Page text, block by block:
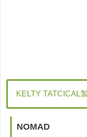
KELTY TATCICAL
NOMAD